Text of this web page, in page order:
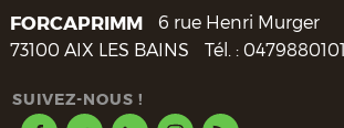
FORCAPRIMM
6 rue Henri Murger
73100 AIX LES BAINS Tél. : 0479880101
SUIVEZ-NOUS !